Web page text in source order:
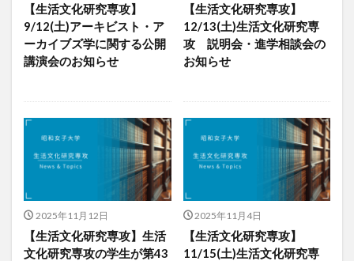
【生活文化研究専攻】
9/12(土)アーキビスト・ア
ーカイブズ学に関する公開
講演会のお知らせ
【生活文化研究専攻】
12/13(土)生活文化研究専
攻 説明会・進学相談会の
お知らせ
2025年11月12日
【生活文化研究専攻】生活
文化研究専攻の学生が第43
2025年11月4日
【生活文化研究専攻】
11/15(土)生活文化研究専